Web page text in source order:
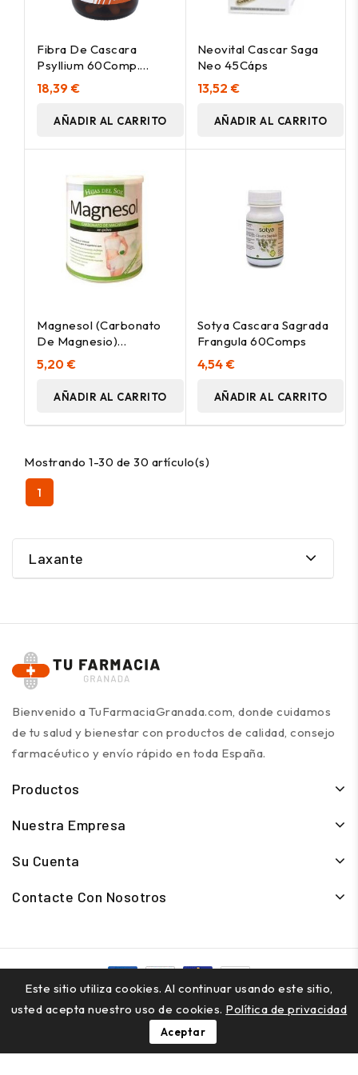
Fibra De Cascara
Psyllium 60Comp.
Health Aid
18,39 €
AÑADIR AL CARRITO
Neovital Cascar Saga
Neo 45Cáps
13,52 €
AÑADIR AL CARRITO
Magnesol (Carbonato
De Magnesio)
110Gr.Bote
5,20 €
AÑADIR AL CARRITO
Sotya Cascara Sagrada
Frangula 60Comps
4,54 €
AÑADIR AL CARRITO
Mostrando 1-30 de 30 artículo(s)
1
Laxante
Bienvenido a TuFarmaciaGranada.com, donde cuidamos
de tu salud y bienestar con productos de calidad, consejo
farmacéutico y envío rápido en toda España.
Productos
Nuestra Empresa
Su Cuenta
Contacte Con Nosotros
Este sitio utiliza cookies. Al continuar usando este sitio,
usted acepta nuestro uso de cookies. Política de privacidad
Aceptar
© 2026 - TuFarmaciaGranada.com - Todos los derechos
reservados